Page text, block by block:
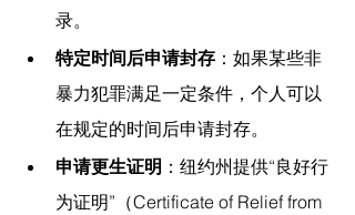
录。
特定时间后申请封存 ：如果某些非
暴力犯罪满足一定条件，个人可以
在规定的时间后申请封存。
申请更生证明 ：纽约州提供“良好行
为证明”（Certificate of Relief from